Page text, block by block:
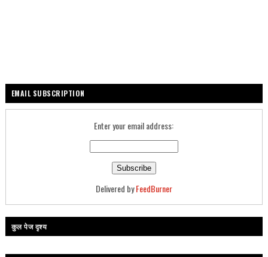
EMAIL SUBSCRIPTION
Enter your email address:
Delivered byFeedBurner
कुल पेज दृश्य